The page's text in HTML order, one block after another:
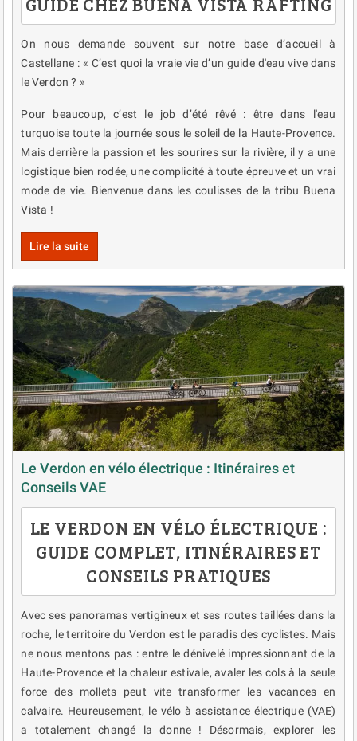
On nous demande souvent sur notre base d’accueil à
Castellane : « C’est quoi la vraie vie d’un guide d'eau vive dans
le Verdon ? »
Pour beaucoup, c’est le job d’été rêvé : être dans l'eau
turquoise toute la journée sous le soleil de la Haute-Provence.
Mais derrière la passion et les sourires sur la rivière, il y a une
logistique bien rodée, une complicité à toute épreuve et un vrai
mode de vie. Bienvenue dans les coulisses de la tribu Buena
Vista !
Lire la suite
Le Verdon en vélo électrique : Itinéraires et
Conseils VAE
LE VERDON EN VÉLO ÉLECTRIQUE :
GUIDE COMPLET, ITINÉRAIRES ET
CONSEILS PRATIQUES
Avec ses panoramas vertigineux et ses routes taillées dans la
roche, le territoire du Verdon est le paradis des cyclistes. Mais
ne nous mentons pas : entre le dénivelé impressionnant de la
Haute-Provence et la chaleur estivale, avaler les cols à la seule
force des mollets peut vite transformer les vacances en
calvaire. Heureusement, le vélo à assistance électrique (VAE)
a totalement changé la donne ! Désormais, explorer les